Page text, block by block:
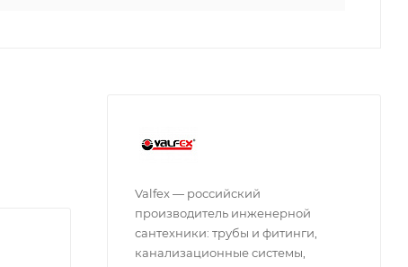
Valfex — российский
производитель инженерной
сантехники: трубы и фитинги,
канализационные системы,